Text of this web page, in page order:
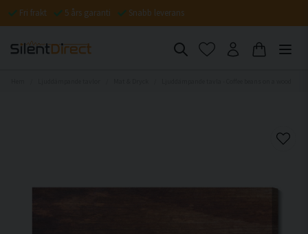
Fri frakt 5 års garanti Snabb leverans